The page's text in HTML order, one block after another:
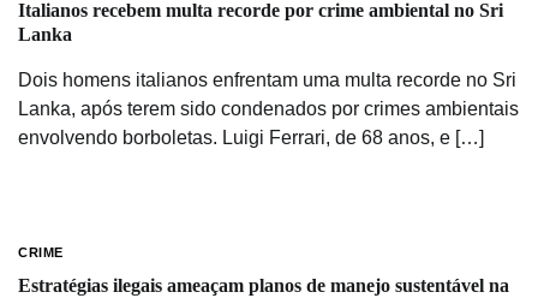
Italianos recebem multa recorde por crime ambiental no Sri
Lanka
Dois homens italianos enfrentam uma multa recorde no Sri
Lanka, após terem sido condenados por crimes ambientais
envolvendo borboletas. Luigi Ferrari, de 68 anos, e […]
CRIME
Estratégias ilegais ameaçam planos de manejo sustentável na